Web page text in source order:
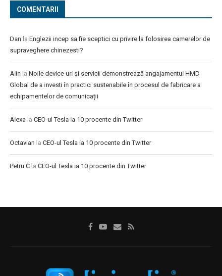
COMENTARII
Dan la Englezii incep sa fie sceptici cu privire la folosirea camerelor de
supraveghere chinezesti?
Alin la Noile device-uri și servicii demonstrează angajamentul HMD
Global de a investi în practici sustenabile în procesul de fabricare a
echipamentelor de comunicații
Alexa la CEO-ul Tesla ia 10 procente din Twitter
Octavian la CEO-ul Tesla ia 10 procente din Twitter
Petru C la CEO-ul Tesla ia 10 procente din Twitter